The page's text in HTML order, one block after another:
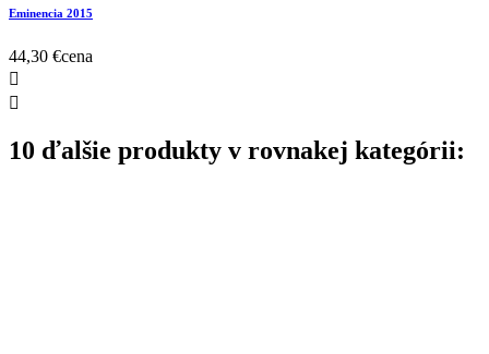
Eminencia 2015
44,30 €cena


10 ďalšie produkty v rovnakej kategórii: